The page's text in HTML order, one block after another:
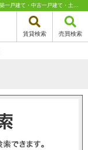
川辺郡猪名川町の小学校学区一覧｜池田市、川西市エリアの不動産（新築一戸建て・中古一戸建て・土地・中古マンション）はピタットハウス池田店 株式会社ニチレク%
賃貸検索 売買検索